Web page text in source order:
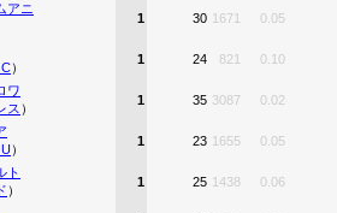
アニ
1 30 1671 0.05
）
1 24 821 0.10
ワ
ス ）
1 35 3087 0.02
）
1 23 1655 0.05
ト
）
1 25 1438 0.06